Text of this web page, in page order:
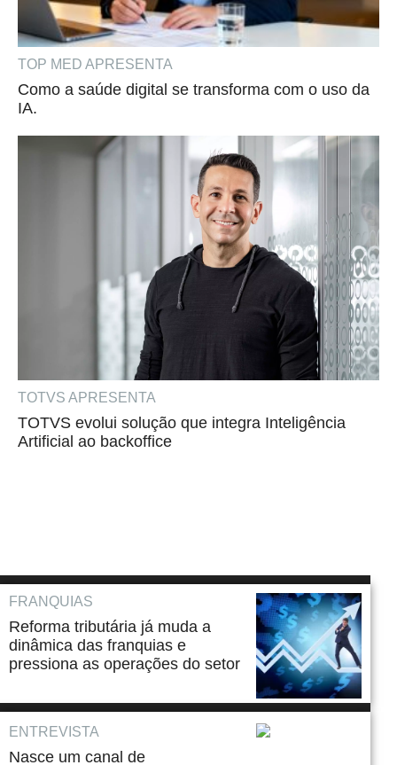
TOP MED APRESENTA
Como a saúde digital se transforma com o uso da
IA.
TOTVS APRESENTA
TOTVS evolui solução que integra Inteligência
Artificial ao backoffice
FRANQUIAS
Reforma tributária já muda a
dinâmica das franquias e
pressiona as operações do setor
ENTREVISTA
Nasce um canal de